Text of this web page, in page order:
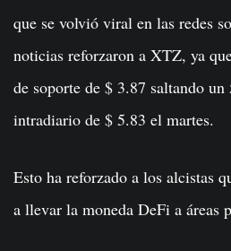
que se volvió viral en las redes
noticias reforzaron a XTZ, ya
de soporte de $ 3.87 saltando
intradiario de $ 5.83 el martes.
Esto ha reforzado a los alcistas
a llevar la moneda DeFi a áreas